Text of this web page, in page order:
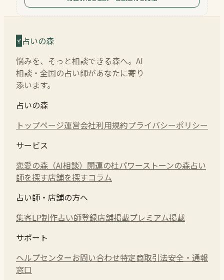
占いの森
悩みを、そっと相談できる森へ。AI
相談・全国の占い師があなたに寄り
添います。
占いの森
トップページ運営会社利用規約プライバシーポリシー
サービス
恋愛の森（AI相談） 開運の杜パワーストーンの森占い
師を探す店舗を探すコラム
占い師・店舗の方へ
集客LP制作占い師登録店舗掲載プレミアム掲載
サポート
ヘルプセンターお問い合わせ特定商取引法安全・通報
窓口